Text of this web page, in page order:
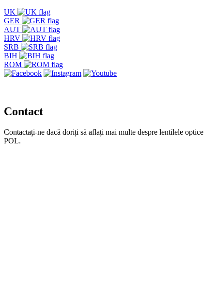
UK
GER
AUT
HRV
SRB
BIH
ROM
Contact
Contactați-ne dacă doriți să aflați mai multe despre lentilele optice
POL.